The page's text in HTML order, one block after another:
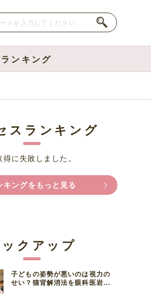
ランキング
スランキング
に失敗しました。
キングをもっと見る
ックアップ
子どもの姿勢が悪いのは視力の
せい？猫背解消法を眼科医岩見